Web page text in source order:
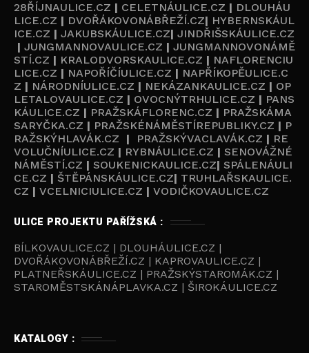
28ŘÍJNAULICE.CZ | CELETNÁULICE.CZ | DLOUHÁU
LICE.CZ | DVOŘÁKOVONÁBŘEŽÍ.CZ| HYBERNSKÁUL
ICE.CZ | JAKUBSKÁULICE.CZ| JINDŘIŠSKÁULICE.CZ
| JUNGMANNOVAULICE.CZ | JUNGMANNOVONÁMĚ
STÍ.CZ | KRALODVORSKAULICE.CZ | NAFLORENCIU
LICE.CZ | NAPOŘÍČÍULICE.CZ | NAPŘÍKOPĚULICE.C
Z | NÁRODNÍULICE.CZ | NEKÁZANKAULICE.CZ | OP
LETALOVAULICE.CZ | OVOCNÝTRHULICE.CZ | PANS
KÁULICE.CZ | PRAŽSKÁFLORENC.CZ | PRAŽSKÁMA
SARYČKA.CZ | PRAŽSKÉNÁMĚSTÍREPUBLIKY.CZ | P
RAŽSKÝHLAVÁK.CZ
| PRAŽSKÝVACLAVÁK.CZ | RE
VOLUČNÍULICE.CZ | RYBNÁULICE.CZ | SENOVÁŽNÉ
NÁMĚSTÍ.CZ | SOUKENICKAULICE.CZ| SPÁLENÁULI
CE.CZ | ŠTĚPÁNSKÁULICE.CZ| TRUHLAŘSKAULICE.
CZ | VCELNICIULICE.CZ | VODIČKOVAULICE.CZ
ULICE PROJEKTU PAŘÍŽSKÁ :
BÍLKOVAULICE.CZ | DLOUHÁULICE.CZ |
DVOŘÁKOVONÁBŘEŽÍ.CZ | KAPROVAULICE.CZ |
PLATNEŘSKÁULICE.CZ | PRAŽSKÝSTAROMÁK.CZ |
STAROMĚSTSKÁNÁPLAVKA.CZ | ŠIROKÁULICE.CZ
KATALOGY :